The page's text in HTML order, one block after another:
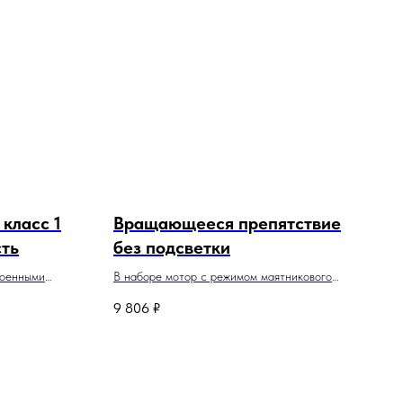
1
Вращающееся препятствие
без подсветки
В наборе мотор с режимом маятникового
Для класса вупов 75 мм
9 806 ₽